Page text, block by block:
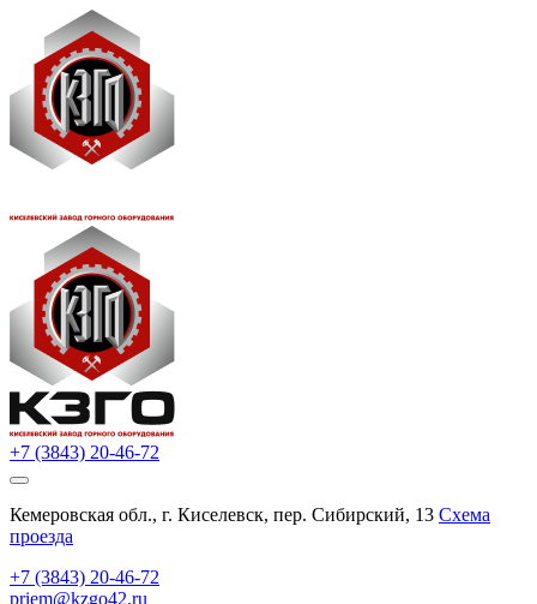
+7 (3843) 20-46-72
Кемеровская обл., г. Киселевск, пер. Сибирский, 13 Схема
проезда
+7 (3843) 20-46-72
priem@kzgo42.ru